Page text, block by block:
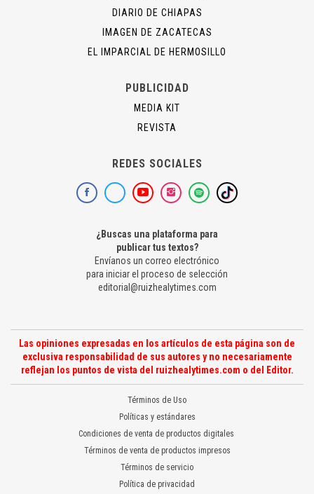
DIARIO DE CHIAPAS
IMAGEN DE ZACATECAS
EL IMPARCIAL DE HERMOSILLO
PUBLICIDAD
MEDIA KIT
REVISTA
REDES SOCIALES
¿Buscas una plataforma para
publicar tus textos?
Envíanos un correo electrónico
para iniciar el proceso de selección
editorial@ruizhealytimes.com
Las opiniones expresadas en los artículos de esta página son de
exclusiva responsabilidad de sus autores y no necesariamente
reflejan los puntos de vista del ruizhealytimes.com o del Editor.
Términos de Uso
Políticas y estándares
Condiciones de venta de productos digitales
Términos de venta de productos impresos
Términos de servicio
Política de privacidad